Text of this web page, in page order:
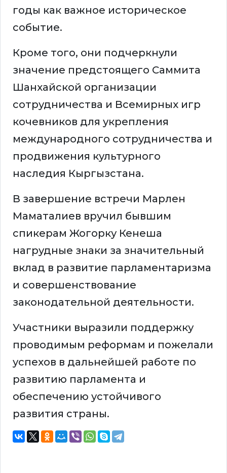
годы как важное историческое
событие.
Кроме того, они подчеркнули
значение предстоящего Саммита
Шанхайской организации
сотрудничества и Всемирных игр
кочевников для укрепления
международного сотрудничества и
продвижения культурного
наследия Кыргызстана.
В завершение встречи Марлен
Маматалиев вручил бывшим
спикерам Жогорку Кенеша
нагрудные знаки за значительный
вклад в развитие парламентаризма
и совершенствование
законодательной деятельности.
Участники выразили поддержку
проводимым реформам и пожелали
успехов в дальнейшей работе по
развитию парламента и
обеспечению устойчивого
развития страны.